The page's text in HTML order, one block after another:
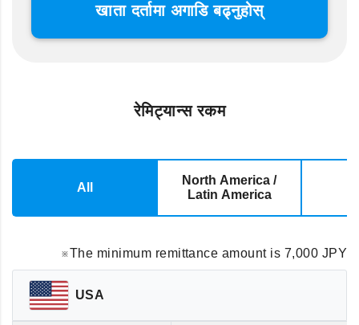
खाता दर्तामा अगाडि बढ्नुहोस्
रेमिट्यान्स रकम
All
North America /
Latin America
※The minimum remittance amount is 7,000 JPY
USA